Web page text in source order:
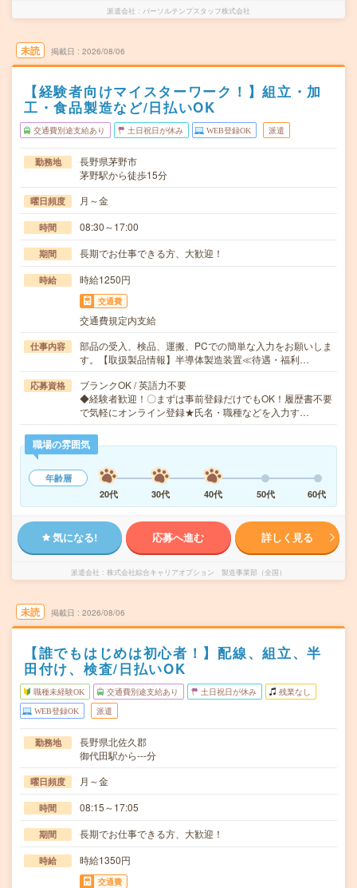
派遣会社 パーソルテンプスタッフ株式会社
未読 掲載日 2026/08/06
【経験者向けマイスターワーク！】組立・加
工・食品製造など/日払いOK
交通費別途支給あり 土日祝日が休み WEB登録OK 派遣
勤務地
長野県茅野市
茅野駅から徒歩15分
曜日頻度 月～金
時間 08:30～17:00
期間 長期でお仕事できる方、大歓迎！
時給 時給1250円
交通費
交通費規定内支給
仕事内容
部品の受入、検品、運搬、PCでの簡単な入力をお願いしま
す。【取扱製品情報】半導体製造装置≪待遇・福利…
応募資格
ブランクOK / 英語力不要
◆経験者歓迎！〇まずは事前登録だけでもOK！履歴書不要
で気軽にオンライン登録★氏名・職種などを入力す…
職場の雰囲気
年齢層
20代
30代 40代 50代 60代
気になる! 応募へ進む 詳しく見る
派遣会社 株式会社綜合キャリアオプション 製造事業部（全国）
未読 掲載日 2026/08/06
【誰でもはじめは初心者！】配線、組立、半
田付け、検査/日払いOK
職種未経験OK 交通費別途支給あり 土日祝日が休み 残業なし
WEB登録OK 派遣
勤務地
長野県北佐久郡
御代田駅から---分
曜日頻度 月～金
時間 08:15～17:05
期間 長期でお仕事できる方、大歓迎！
時給 時給1350円
交通費